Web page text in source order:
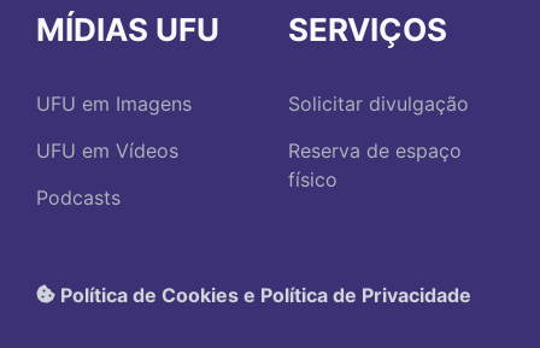
MÍDIAS UFU
UFU em Imagens
UFU em Vídeos
Podcasts
SERVIÇOS
Solicitar divulgação
Reserva de espaço
físico
Política de Cookies e Política de Privacidade